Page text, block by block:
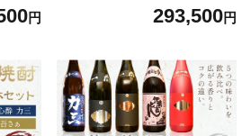
株式
品 切
円
薩摩びーどろ工芸株式会社
送料無料 伝統工芸品 切子 お
香 雑貨
293,500円